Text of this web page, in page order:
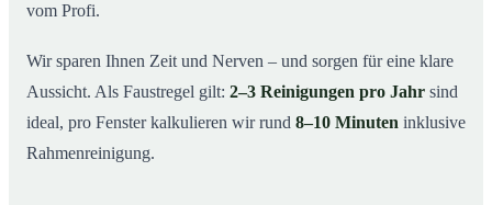
vom Profi.
Wir sparen Ihnen Zeit und Nerven – und sorgen für eine klare
Aussicht. Als Faustregel gilt: 2–3 Reinigungen pro Jahr sind
ideal, pro Fenster kalkulieren wir rund 8–10 Minuten inklusive
Rahmenreinigung.